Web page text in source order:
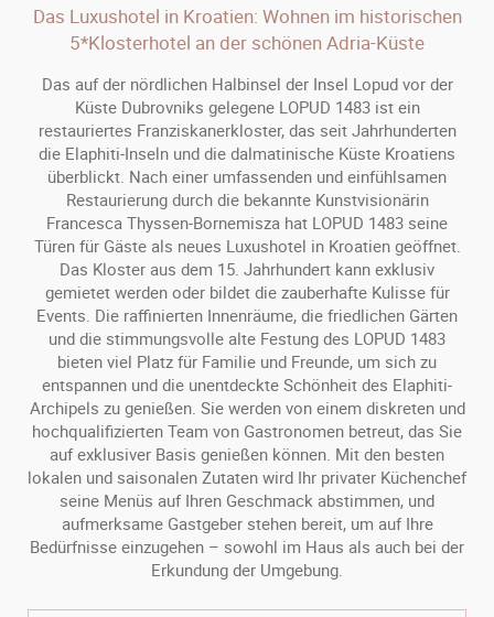
Das Luxushotel in Kroatien: Wohnen im historischen
5*Klosterhotel an der schönen Adria-Küste
Das auf der nördlichen Halbinsel der Insel Lopud vor der
Küste Dubrovniks gelegene LOPUD 1483 ist ein
restauriertes Franziskanerkloster, das seit Jahrhunderten
die Elaphiti-Inseln und die dalmatinische Küste Kroatiens
überblickt. Nach einer umfassenden und einfühlsamen
Restaurierung durch die bekannte Kunstvisionärin
Francesca Thyssen-Bornemisza hat LOPUD 1483 seine
Türen für Gäste als neues Luxushotel in Kroatien geöffnet.
Das Kloster aus dem 15. Jahrhundert kann exklusiv
gemietet werden oder bildet die zauberhafte Kulisse für
Events. Die raffinierten Innenräume, die friedlichen Gärten
und die stimmungsvolle alte Festung des LOPUD 1483
bieten viel Platz für Familie und Freunde, um sich zu
entspannen und die unentdeckte Schönheit des Elaphiti-
Archipels zu genießen. Sie werden von einem diskreten und
hochqualifizierten Team von Gastronomen betreut, das Sie
auf exklusiver Basis genießen können. Mit den besten
lokalen und saisonalen Zutaten wird Ihr privater Küchenchef
seine Menüs auf Ihren Geschmack abstimmen, und
aufmerksame Gastgeber stehen bereit, um auf Ihre
Bedürfnisse einzugehen – sowohl im Haus als auch bei der
Erkundung der Umgebung.